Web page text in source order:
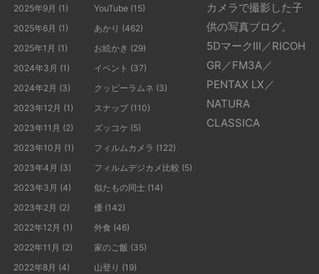
2025年9月 (1)
2025年6月 (1)
2025年1月 (1)
2024年3月 (1)
2024年2月 (3)
2023年12月 (1)
2023年11月 (2)
2023年10月 (1)
2023年4月 (3)
2023年3月 (4)
2023年2月 (2)
2022年12月 (1)
2022年11月 (2)
2022年8月 (4)
YouTube(15)
あかり (462)
お絵かき (29)
イベント (37)
クッピーラムネ (3)
スナップ(110)
ズッコケ (5)
フィルムカメラ (122)
フィルムデジカメ比較 (5)
似たもの同士(14)
優(142)
外食 (46)
家のご飯 (35)
山登り (19)
カメラで撮影した子
供の写真ブログ。
5DマークⅢ／RICOH
GR／FM3A／
PENTAX LX／
NATURA
CLASSICA